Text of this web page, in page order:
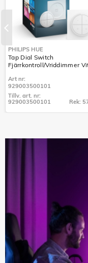
PHILIPS HUE
Tap Dial Switch
Fjärrkontroll/Vriddimmer
Art nr:
929003500101
929003500101
Tillv. art. nr:
929003500101
Rek: